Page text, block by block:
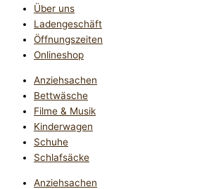
Über uns
Ladengeschäft
Öffnungszeiten
Onlineshop
Anziehsachen
Bettwäsche
Filme & Musik
Kinderwagen
Schuhe
Schlafsäcke
Anziehsachen